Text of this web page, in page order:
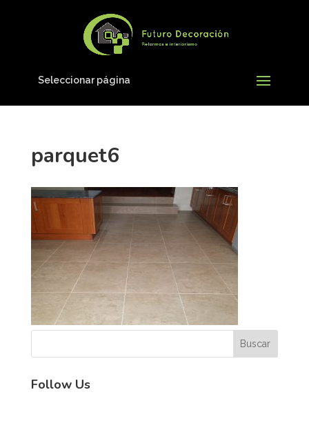
Seleccionar página
parquet6
Follow Us